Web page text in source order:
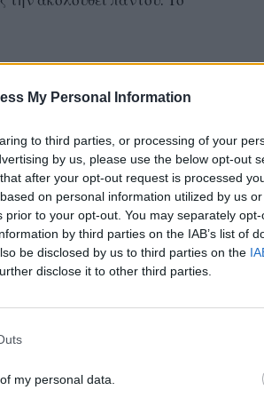
My Personal Information
to third parties, or processing of your
by us, please use the below opt-out
after your opt-out request is processed
on personal information utilized by us
to your opt-out. You may separately
by third parties on the IAB’s list of
be disclosed by us to third parties on the
disclose it to other third parties.
my personal data.
για να υπηρετήσει το κοινό
τον τρόπο που σήμερα
της ζωής και την
σηκώσει ένα βάρος…». –
προσέγγιση. Θα
ψυχή της ηρωίδας του –